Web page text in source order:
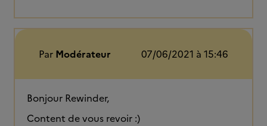
Par Modérateur 07/06/2021 à 15:46
Bonjour Rewinder,
Content de vous revoir :)